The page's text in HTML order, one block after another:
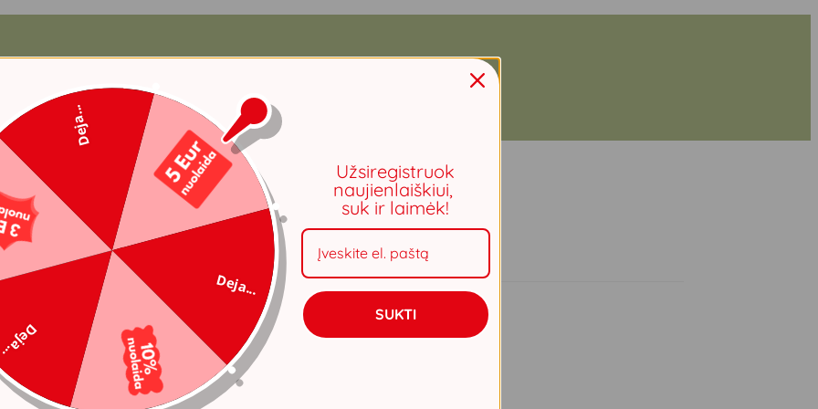
Deja...
Deja...
Deja...
Užsiregistruok
naujienlaiškiui,
suk ir laimėk!
SUKTI